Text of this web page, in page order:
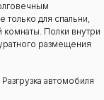
для спальни,
Полки внутри
размещения
автомобиля